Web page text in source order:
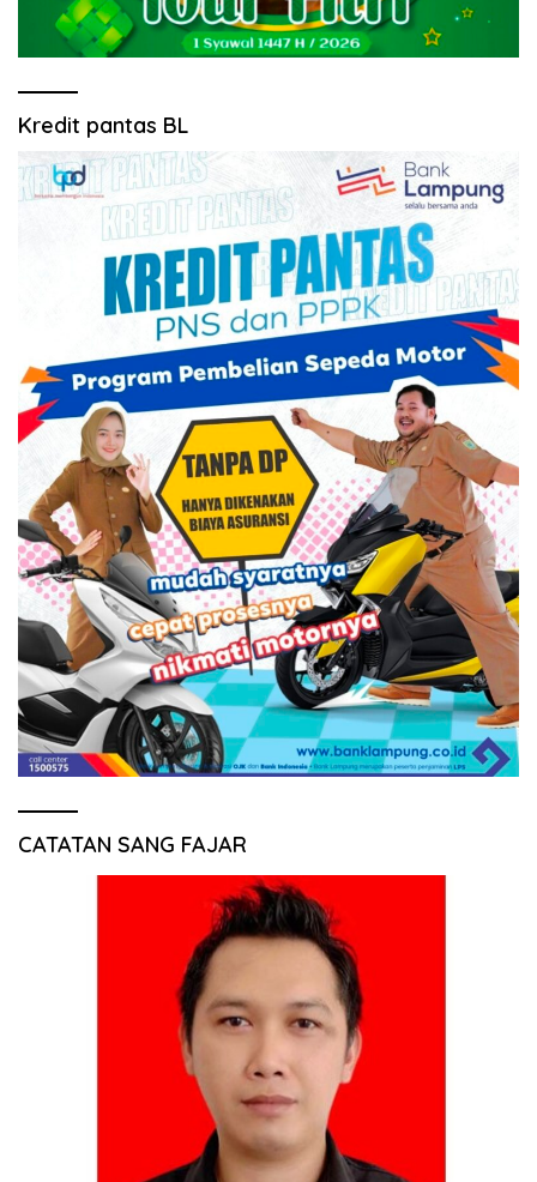
Kredit pantas BL
CATATAN SANG FAJAR